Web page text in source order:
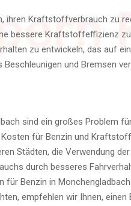
ihren Kraftstoffverbrauch zu
bessere Kraftstoffeffizienz
zu entwickeln, das auf
und Bremsen
sind ein großes Problem
für Benzin und
Städten, die Verwendung
durch besseres
Benzin in
empfehlen wir Ihnen, einen